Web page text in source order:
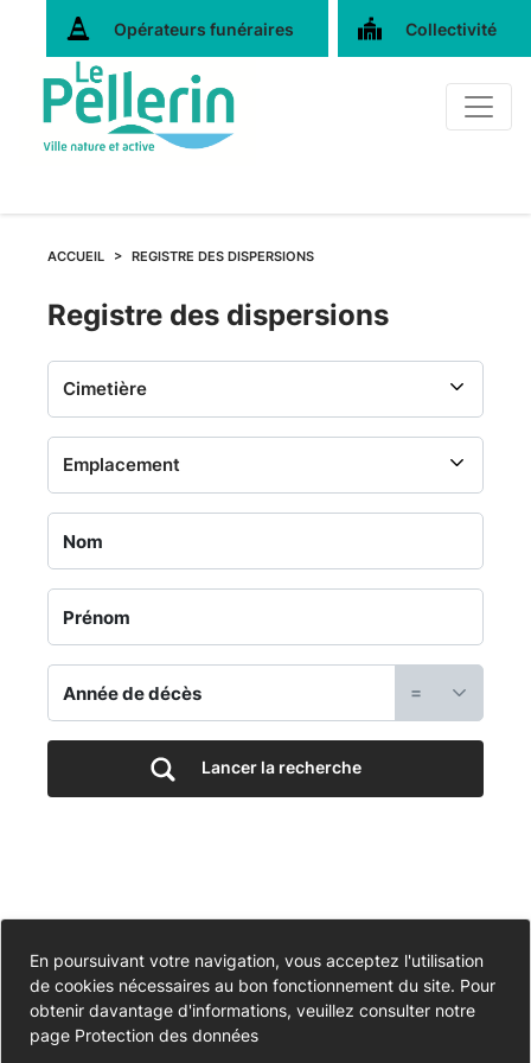
Opérateurs funéraires Collectivité
ACCUEIL REGISTRE DES DISPERSIONS
Registre
des
dispersions
-
Jardin
du
Souvenir
-
Cimetière
Novembre
-
Registre des dispersions
=
Lancer la recherche
Accessibilité
Partiellement conforme
Données personnelles
En poursuivant votre navigation, vous acceptez l'utilisation
de cookies nécessaires au bon fonctionnement du site. Pour
obtenir davantage d'informations, veuillez consulter notre
page Protection des données